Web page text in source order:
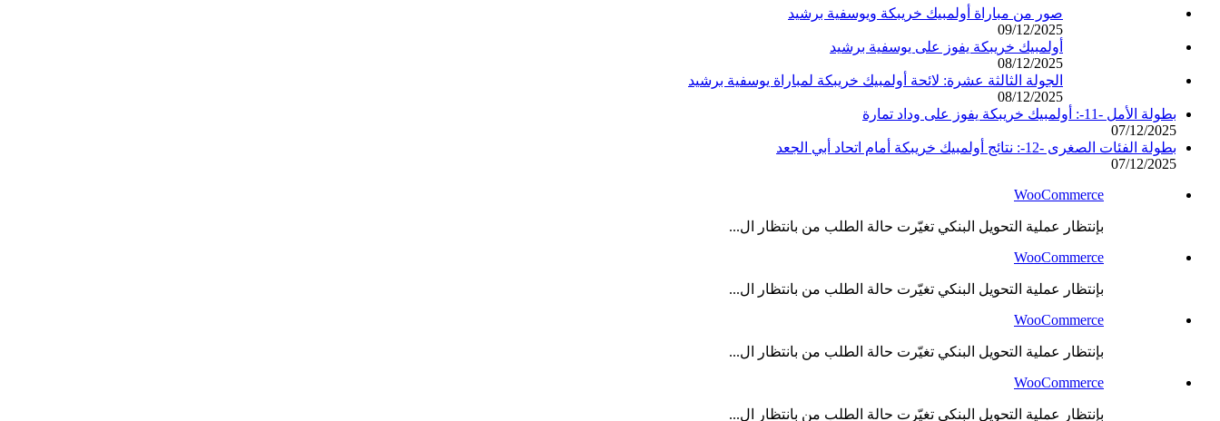
صور من مباراة أولمبيك خريبكة ويوسفية برشيد
09/12/2025
أولمبيك خريبكة يفوز على يوسفية برشيد
08/12/2025
الجولة الثالثة عشرة: لائحة أولمبيك خريبكة لمباراة يوسفية برشيد
08/12/2025
بطولة الأمل -11-: أولمبيك خريبكة يفوز على وداد تمارة
07/12/2025
بطولة الفئات الصغرى -12-: نتائج أولمبيك خريبكة أمام اتحاد أبي الجعد
07/12/2025
WooCommerce
بإنتظار عملية التحويل البنكي تغيّرت حالة الطلب من بانتظار ال...
WooCommerce
بإنتظار عملية التحويل البنكي تغيّرت حالة الطلب من بانتظار ال...
WooCommerce
بإنتظار عملية التحويل البنكي تغيّرت حالة الطلب من بانتظار ال...
WooCommerce
بإنتظار عملية التحويل البنكي تغيّرت حالة الطلب من بانتظار ال...